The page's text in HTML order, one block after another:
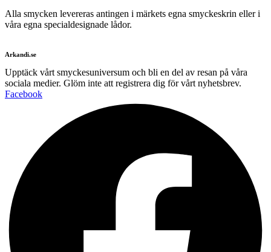
Alla smycken levereras antingen i märkets egna smyckeskrin eller i
våra egna specialdesignade lådor.
Arkandi.se
Upptäck vårt smyckesuniversum och bli en del av resan på våra
sociala medier. Glöm inte att registrera dig för vårt nyhetsbrev.
Facebook